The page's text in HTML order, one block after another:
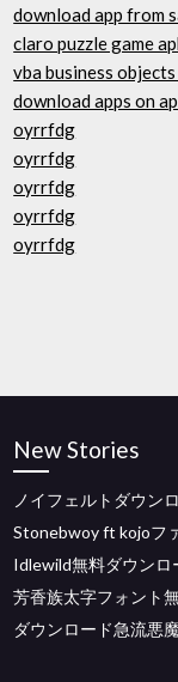
download app from
claro puzzle game
vba business
download apps on
oyrrfdg
oyrrfdg
oyrrfdg
oyrrfdg
oyrrfdg
New Stories
ノイフェルトダウン
Stonebwoy ft kojoフ
Idlewild無料ダウンロ
芳香族太字フォント
ダウンロード急流悪